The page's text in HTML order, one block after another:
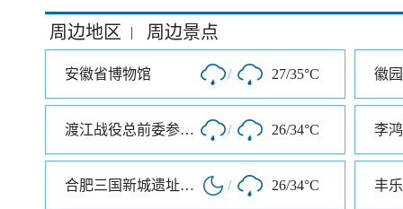
周边地区 | 周边景点
安徽省博物馆 / 27/35°C 徽园
渡江战役总前委参谋处旧址 / 26/34°C 李
合肥三国新城遗址公园 / 26/34°C 丰